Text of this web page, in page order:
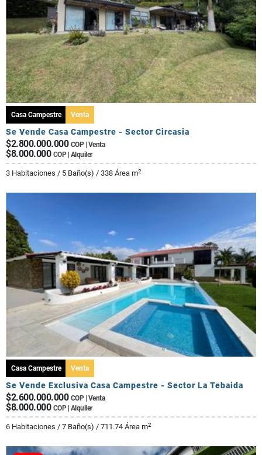
Casa Campestre Venta
Se Vende Casa Campestre - Sector Circasia
$2.800.000.000 COP | Venta
$8.000.000 COP | Alquiler
3 Habitaciones / 5 Baño(s) / 338 Área m2
Casa Campestre Venta
Se Vende Exclusiva Casa Campestre - Sector La Tebaida
$2.600.000.000 COP | Venta
$8.000.000 COP | Alquiler
6 Habitaciones / 7 Baño(s) / 711.74 Área m2